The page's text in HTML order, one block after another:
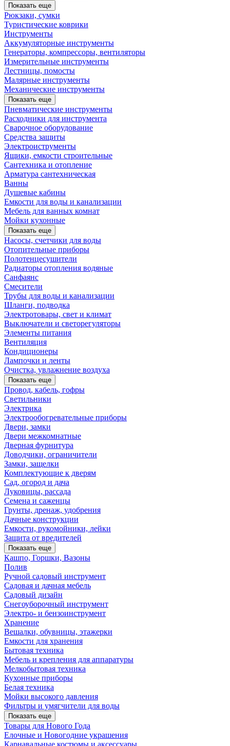
Показать еще
Рюкзаки, сумки
Туристические коврики
Инструменты
Аккумуляторные инструменты
Генераторы, компрессоры, вентиляторы
Измерительные инструменты
Лестницы, помосты
Малярные инструменты
Механические инструменты
Показать еще
Пневматические инструменты
Расходники для инструмента
Сварочное оборудование
Средства защиты
Электроиструменты
Ящики, емкости строительные
Сантехника и отопление
Арматура сантехническая
Ванны
Душевые кабины
Емкости для воды и канализации
Мебель для ванных комнат
Мойки кухонные
Показать еще
Насосы, счетчики для воды
Отопительные приборы
Полотенцесушители
Радиаторы отопления водяные
Санфаянс
Смесители
Трубы для воды и канализации
Шланги, подводка
Электротовары, свет и климат
Выключатели и светорегуляторы
Элементы питания
Вентиляция
Кондиционеры
Лампочки и ленты
Очистка, увлажнение воздуха
Показать еще
Провод, кабель, гофры
Светильники
Электрика
Электрообогревательные приборы
Двери, замки
Двери межкомнатные
Дверная фурнитура
Доводчики, ограничители
Замки, защелки
Комплектующие к дверям
Сад, огород и дача
Луковицы, рассада
Семена и саженцы
Грунты, дренаж, удобрения
Дачные конструкции
Емкости, рукомойники, лейки
Защита от вредителей
Показать еще
Кашпо, Горшки, Вазоны
Полив
Ручной садовый инструмент
Садовая и дачная мебель
Садовый дизайн
Снегоуборочный инструмент
Электро- и бензоинструмент
Хранение
Вешалки, обувницы, этажерки
Емкости для хранения
Бытовая техника
Мебель и крепления для аппаратуры
Мелкобытовая техника
Кухонные приборы
Белая техника
Мойки высокого давления
Фильтры и умягчители для воды
Показать еще
Товары для Нового Года
Елочные и Новогодние украшения
Карнавальные костюмы и аксессуары